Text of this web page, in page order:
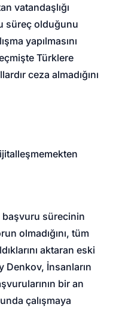
vatandaşlığı
süreç olduğunu
yapılmasını
Türklere
ceza almadığını
başvuru sürecinin
olmadığını, tüm
aktaran eski
İnsanların
bir an
çalışmaya